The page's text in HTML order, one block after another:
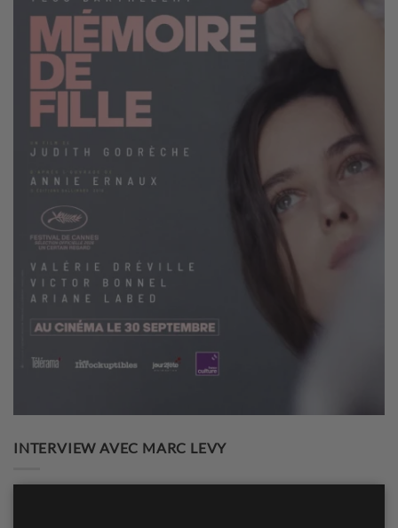
INTERVIEW AVEC MARC LEVY